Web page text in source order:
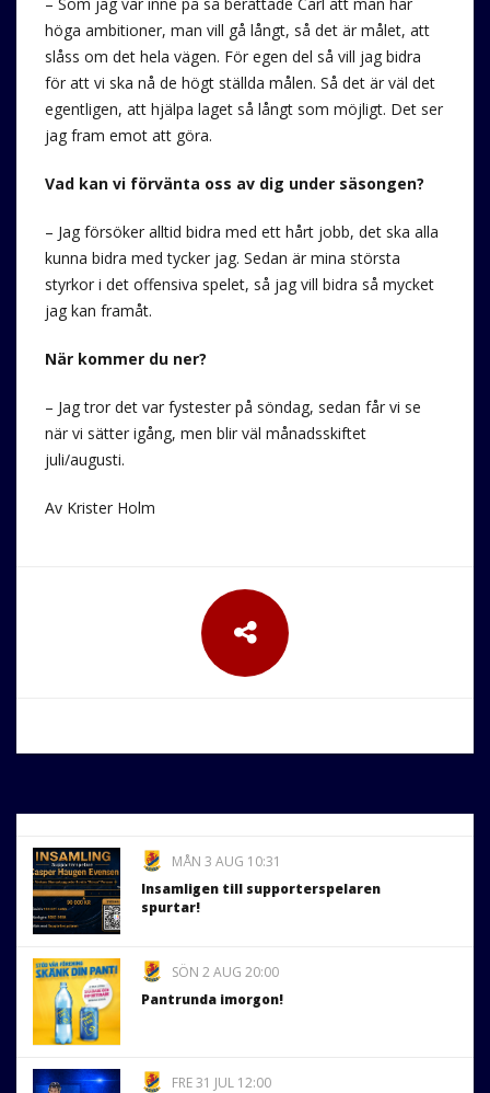
höga ambitioner, man vill gå långt, så det är målet, att
slåss om det hela vägen. För egen del så vill jag bidra
för att vi ska nå de högt ställda målen. Så det är väl det
egentligen, att hjälpa laget så långt som möjligt. Det ser
jag fram emot att göra.
Vad kan vi förvänta oss av dig under säsongen?
– Jag försöker alltid bidra med ett hårt jobb, det ska alla
kunna bidra med tycker jag. Sedan är mina största
styrkor i det offensiva spelet, så jag vill bidra så mycket
jag kan framåt.
När kommer du ner?
– Jag tror det var fystester på söndag, sedan får vi se
när vi sätter igång, men blir väl månadsskiftet
juli/augusti.
Av Krister Holm
MÅN 3 AUG 10:31
Insamligen till supporterspelaren
spurtar!
SÖN 2 AUG 20:00
Pantrunda imorgon!
FRE 31 JUL 12:00